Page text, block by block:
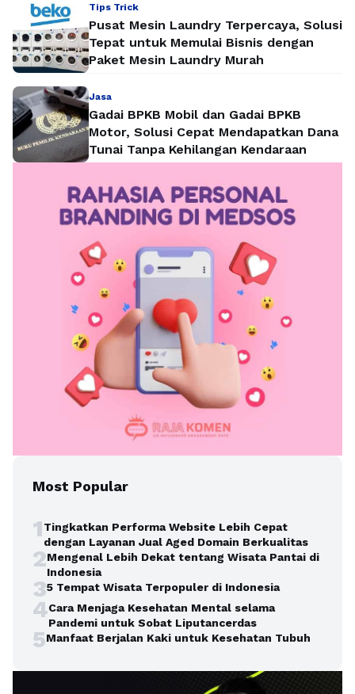
Tips Trick
Pusat Mesin Laundry Terpercaya, Solusi
Tepat untuk Memulai Bisnis dengan
Paket Mesin Laundry Murah
Jasa
Gadai BPKB Mobil dan Gadai BPKB
Motor, Solusi Cepat Mendapatkan Dana
Tunai Tanpa Kehilangan Kendaraan
Most Popular
1Tingkatkan Performa Website Lebih Cepat
dengan Layanan Jual Aged Domain Berkualitas
2Mengenal Lebih Dekat tentang Wisata Pantai di
Indonesia
35 Tempat Wisata Terpopuler di Indonesia
4Cara Menjaga Kesehatan Mental selama
Pandemi untuk Sobat Liputancerdas
5Manfaat Berjalan Kaki untuk Kesehatan Tubuh